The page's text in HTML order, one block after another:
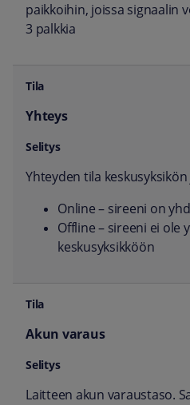
paikkoihin, joissa signaalin
3 palkkia
Yhteys
Yhteyden tila
Online – sireeni on
Offline – sireeni ei ole
keskusyksikköön
Akun varaus
Laitteen akun varaustaso.